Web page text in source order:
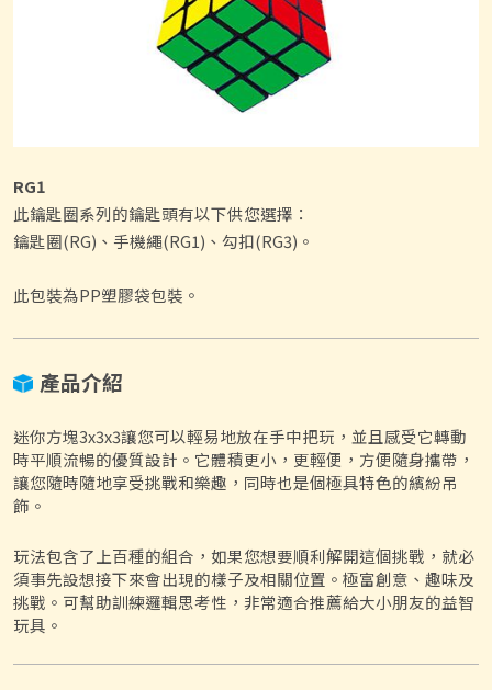
RG1
此鑰匙圈系列的鑰匙頭有以下供您選擇：
鑰匙圈(RG)、手機繩(RG1)、勾扣(RG3)。
此包裝為PP塑膠袋包裝。
產品介紹
迷你方塊3x3x3讓您可以輕易地放在手中把玩，並且感受它轉動
時平順流暢的優質設計。它體積更小，更輕便，方便隨身攜帶，
讓您隨時隨地享受挑戰和樂趣，同時也是個極具特色的繽紛吊
飾。
玩法包含了上百種的組合，如果您想要順利解開這個挑戰，就必
須事先設想接下來會出現的樣子及相關位置。極富創意、趣味及
挑戰。可幫助訓練邏輯思考性，非常適合推薦給大小朋友的益智
玩具。